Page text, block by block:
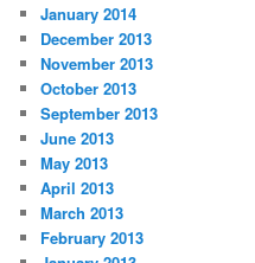
January 2014
December 2013
November 2013
October 2013
September 2013
June 2013
May 2013
April 2013
March 2013
February 2013